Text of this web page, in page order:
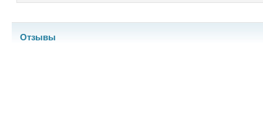
Отзывы